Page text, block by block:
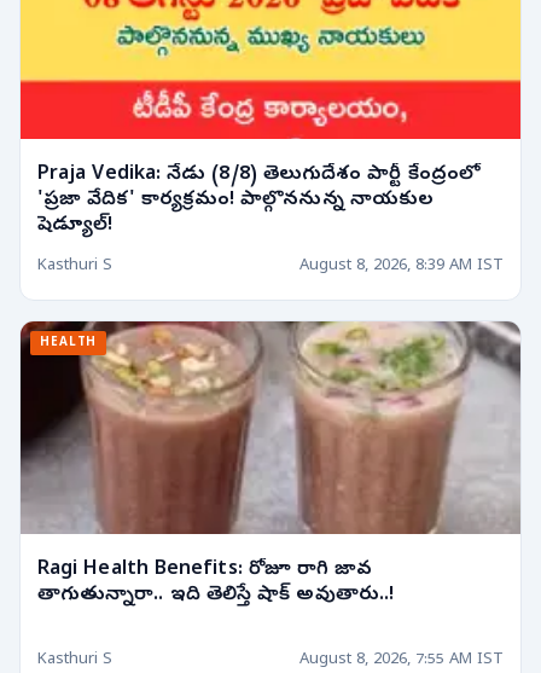
Praja Vedika: నేడు (8/8) తెలుగుదేశం పార్టీ కేంద్రంలో
'ప్రజా వేదిక' కార్యక్రమం! పాల్గొననున్న నాయకుల
షెడ్యూల్!
Kasthuri S August 8, 2026, 8:39 AM IST
HEALTH
Ragi Health Benefits: రోజూ రాగి జావ
తాగుతున్నారా.. ఇది తెలిస్తే షాక్ అవుతారు..!
Kasthuri S August 8, 2026, 7:55 AM IST